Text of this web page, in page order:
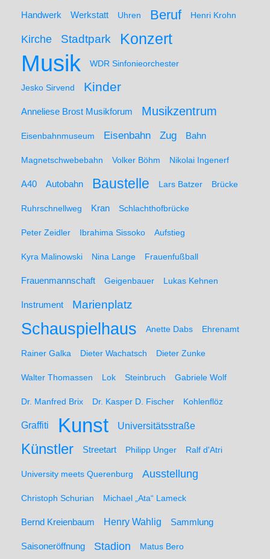
Handwerk Werkstatt Uhren Beruf Henri Krohn
Kirche Stadtpark Konzert
Musik WDR Sinfonieorchester
Jesko Sirvend Kinder
Anneliese Brost Musikforum Musikzentrum
Eisenbahnmuseum Eisenbahn Zug Bahn
Magnetschwebebahn Volker Böhm Nikolai Ingenerf
A40 Autobahn Baustelle Lars Batzer Brücke
Ruhrschnellweg Kran Schlachthofbrücke
Peter Zeidler Ibrahima Sissoko Aufstieg
Kyra Malinowski Nina Lange Frauenfußball
Frauenmannschaft Geigenbauer Lukas Kehnen
Instrument Marienplatz
Schauspielhaus Anette Dabs Ehrenamt
Rainer Galka Dieter Wachatsch Dieter Zunke
Walter Thomassen Lok Steinbruch Gabriele Wolf
Dr. Manfred Brix Dr. Kasper D. Fischer Kohlenflöz
Graffiti Kunst Universitätsstraße
Künstler Streetart Philipp Unger Ralf d'Atri
University meets Querenburg Ausstellung
Christoph Schurian Michael „Ata“ Lameck
Bernd Kreienbaum Henry Wahlig Sammlung
Saisoneröffnung Stadion Matus Bero